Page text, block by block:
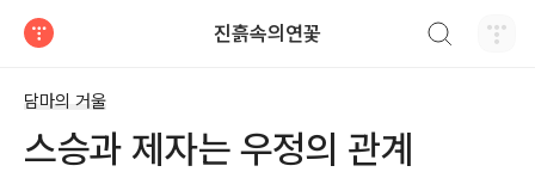
진흙속의연꽃
담마의 거울
스승과 제자는 우정의 관계